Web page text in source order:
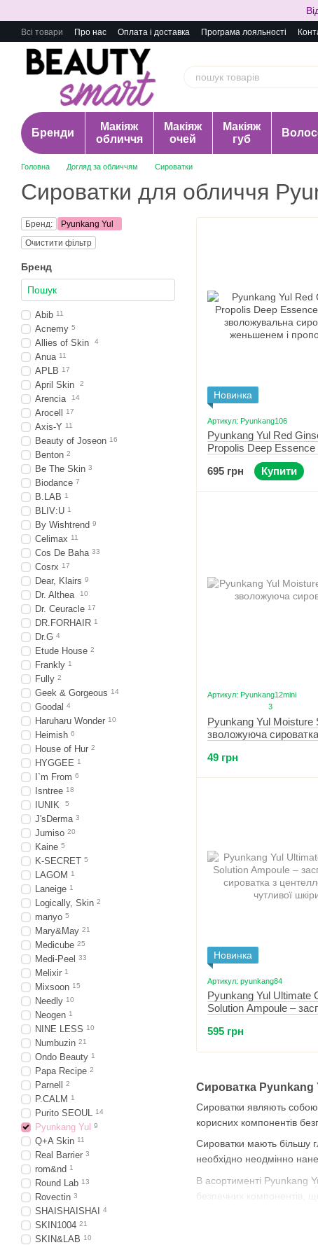
Всі товари Про нас Оплата і доставка Програма лояльності
Бренди
Макіяж
обличчя
Макіяж
очей
Макіяж
губ
Головна Догляд за обличчям Сироватки
Сироватки для обличчя
Сироватка Pyunkang
Сироватки являють
корисних компонентів
Сироватки мають більшу
необхідно неодмінно
В асортименті Pyunkang
безпечних компонентів,
Новинка
Артикул: Pyunkang106
Pyunkang Yul Red
Propolis Deep
зволожувальна
женьшенем і
695 грн Купити
Артикул: Pyunkang12mini
3
Pyunkang Yul
зволожуюча
49 грн
Новинка
Артикул: pyunkang84
Pyunkang Yul Ultimate
Solution Ampoule –
чутливої шкіри 30 мл
595 грн
Бренд:
Pyunkang Yul
Очистити фільтр
Бренд
Abib 11
Acnemy 5
Allies of Skin 4
Anua 11
APLB 17
April Skin 2
Arencia 14
Arocell 17
Axis-Y 11
Beauty of Joseon 16
Benton 2
Be The Skin 3
Biodance 7
B.LAB 1
BLIV:U 1
By Wishtrend 9
Celimax 11
Cos De Baha 33
Cosrx 17
Dear, Klairs 9
Dr. Althea 10
Dr. Ceuracle 17
DR.FORHAIR 1
Dr.G 4
Etude House 2
Frankly 1
Fully 2
Geek & Gorgeous 14
Goodal 4
Haruharu Wonder 10
Heimish 6
House of Hur 2
HYGGEE 1
I`m From 6
Isntree 18
IUNIK 5
J'sDerma 3
Jumiso 20
Kaine 5
K-SECRET 5
LAGOM 1
Laneige 1
Logically, Skin 2
manyo 5
Mary&May 21
Medicube 25
Medi-Peel 33
Melixir 1
Mixsoon 15
Needly 10
Neogen 1
NINE LESS 10
Numbuzin 21
Ondo Beauty 1
Papa Recipe 2
Parnell 2
P.CALM 1
Purito SEOUL 14
Pyunkang Yul 9
Q+A Skin 11
Real Barrier 3
rom&nd 1
Round Lab 13
Rovectin 3
SHAISHAISHAI 4
SKIN1004 21
SKIN&LAB 10